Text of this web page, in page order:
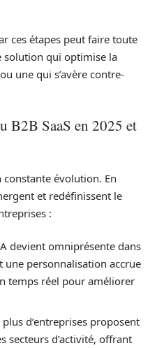
ces étapes peut faire toute
solution qui optimise la
une qui s’avère contre-
B2B SaaS en 2025 et
constante évolution. En
et redéfinissent le
:
devient omniprésente dans
une personnalisation accrue
temps réel pour améliorer
d’entreprises proposent
secteurs d’activité, offrant